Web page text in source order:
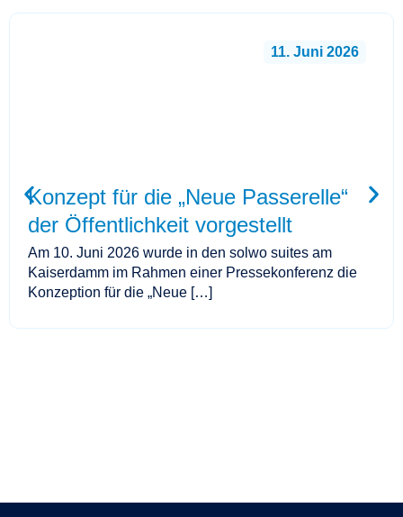
11. Juni 2026
Konzept für die „Neue Passerelle“
der Öffentlichkeit vorgestellt
Am 10. Juni 2026 wurde in den solwo suites am
Kaiserdamm im Rahmen einer Pressekonferenz die
Konzeption für die „Neue […]